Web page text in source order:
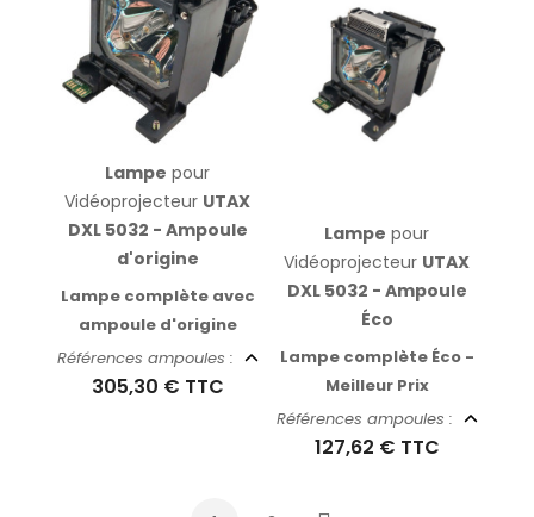
Lampe pour
Vidéoprojecteur UTAX
DXL 5032 - Ampoule
d'origine
Lampe complète avec
ampoule d'origine
Références ampoules :
305,30 € TTC
Lampe pour
Vidéoprojecteur UTAX
DXL 5032 - Ampoule
Éco
Lampe complète Éco -
Meilleur Prix
Références ampoules :
127,62 € TTC